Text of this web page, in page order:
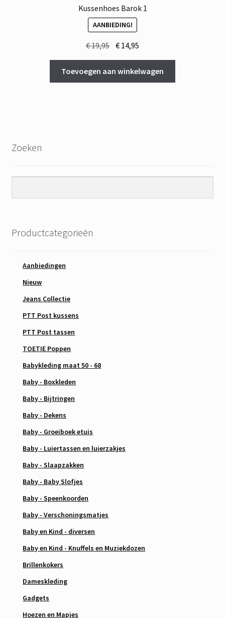
Kussenhoes Barok 1
AANBIEDING!
€19,95 Oorspronkelijke
prijs
was:
€ 19,95.
€ 14,95
prijs
is:
€ 14,95.
Toevoegen aan winkelwagen
Zoeken
Productcategorieën
Aanbiedingen
Nieuw
Jeans Collectie
PTT Post kussens
PTT Post tassen
TOETIE Poppen
Babykleding maat 50 - 68
Baby - Boxkleden
Baby - Bijtringen
Baby - Dekens
Baby - Groeiboek etuis
Baby - Luiertassen en luierzakjes
Baby - Slaapzakken
Baby - Baby Slofjes
Baby - Speenkoorden
Baby - Verschoningsmatjes
Baby en Kind - diversen
Baby en Kind - Knuffels en Muziekdozen
Brillenkokers
Dameskleding
Gadgets
Hoezen en Mapjes